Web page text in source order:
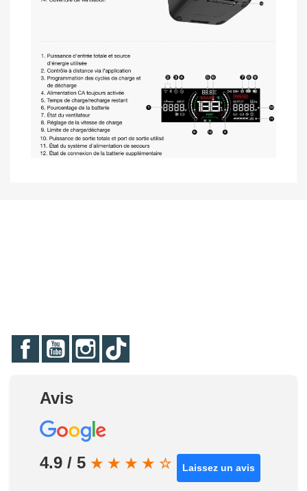
FacebookYouTubeInstagram
Avis
4.9 / 5 ★ ★ ★ ★ ☆ Laissez un avis